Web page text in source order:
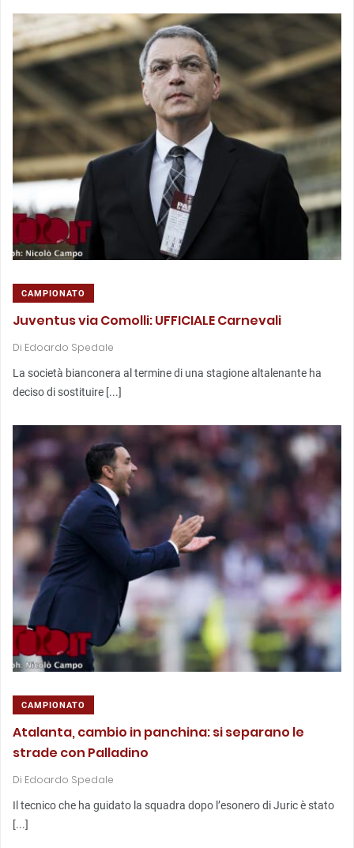
CAMPIONATO
Juventus via Comolli: UFFICIALE Carnevali
Di Edoardo Spedale
La società bianconera al termine di una stagione altalenante ha
deciso di sostituire [...]
CAMPIONATO
Atalanta, cambio in panchina: si separano le
strade con Palladino
Di Edoardo Spedale
Il tecnico che ha guidato la squadra dopo l’esonero di Juric è stato
[...]